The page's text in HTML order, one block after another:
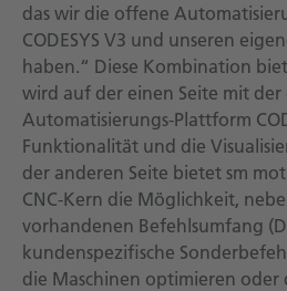
das wir die offene
CODESYS V3 und unseren
haben.“ Diese Kombination
wird auf der einen Seite mit
Automatisierungs-Plattform
Funktionalität und die
der anderen Seite bietet sm
CNC-Kern die Möglichkeit,
vorhandenen Befehlsumfang
kundenspezifische
die Maschinen optimieren oder